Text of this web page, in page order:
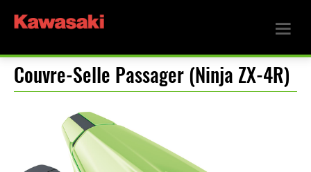
Couvre-Selle Passager (Ninja ZX-4R)